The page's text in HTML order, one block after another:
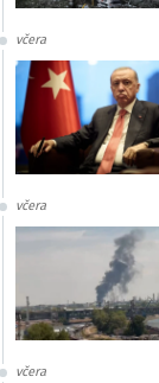
včera
včera
včera